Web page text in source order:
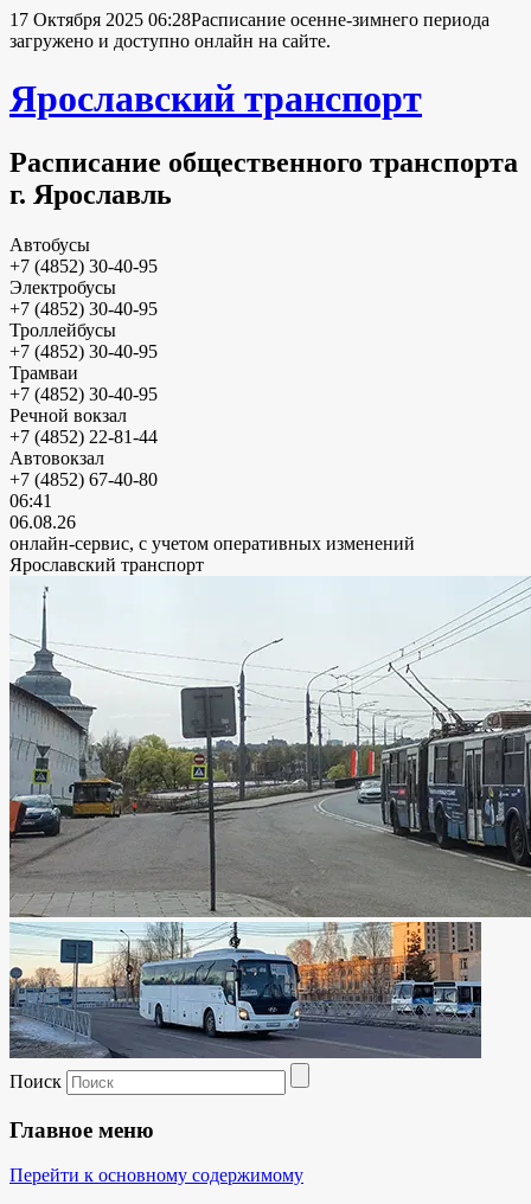
17 Октября 2025 06:28Расписание осенне-зимнего периода
загружено и доступно онлайн на сайте.
Ярославский транспорт
Расписание общественного транспорта
г. Ярославль
Автобусы
+7 (4852) 30-40-95
Электробусы
+7 (4852) 30-40-95
Троллейбусы
+7 (4852) 30-40-95
Трамваи
+7 (4852) 30-40-95
Речной вокзал
+7 (4852) 22-81-44
Автовокзал
+7 (4852) 67-40-80
06:41
06.08.26
онлайн-сервис, с учетом оперативных изменений
Ярославский транспорт
Поиск
Главное меню
Перейти к основному содержимому